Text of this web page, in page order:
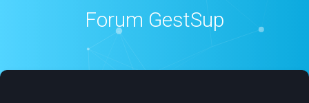
Forum GestSup